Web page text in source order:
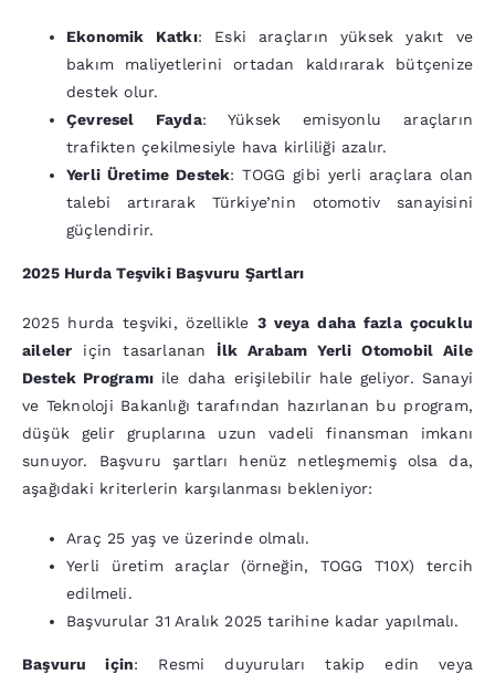
Ekonomik Katkı: Eski araçların yüksek yakıt ve
bakım maliyetlerini ortadan kaldırarak bütçenize
destek olur.
Çevresel Fayda: Yüksek emisyonlu araçların
trafikten çekilmesiyle hava kirliliği azalır.
Yerli Üretime Destek: TOGG gibi yerli araçlara olan
talebi artırarak Türkiye’nin otomotiv sanayisini
güçlendirir.
2025 Hurda Teşviki Başvuru Şartları
2025 hurda teşviki, özellikle3 veya daha fazla çocuklu
aileler için tasarlanan İlk Arabam Yerli Otomobil Aile
Destek Programıile daha erişilebilir hale geliyor. Sanayi
ve Teknoloji Bakanlığı tarafından hazırlanan bu program,
düşük gelir gruplarına uzun vadeli finansman imkanı
sunuyor. Başvuru şartları henüz netleşmemiş olsa da,
aşağıdaki kriterlerin karşılanması bekleniyor:
Araç 25 yaş ve üzerinde olmalı.
Yerli üretim araçlar (örneğin, TOGG T10X) tercih
edilmeli.
Başvurular 31 Aralık 2025 tarihine kadar yapılmalı.
Başvuru için: Resmi duyuruları takip edin veya